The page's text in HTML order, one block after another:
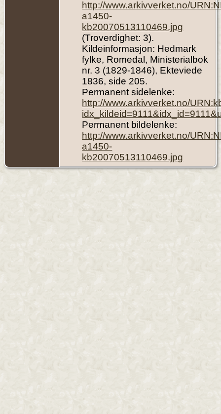
http://www.arkivverket.no/
a1450-
kb20070513110469.jpg
(Troverdighet: 3).
Kildeinformasjon: Hedmark
fylke, Romedal, Ministerialbok
nr. 3 (1829-1846), Ekteviede
1836, side 205.
Permanent sidelenke:
http://www.arkivverket.no/
Permanent bildelenke:
http://www.arkivverket.no/
a1450-
kb20070513110469.jpg